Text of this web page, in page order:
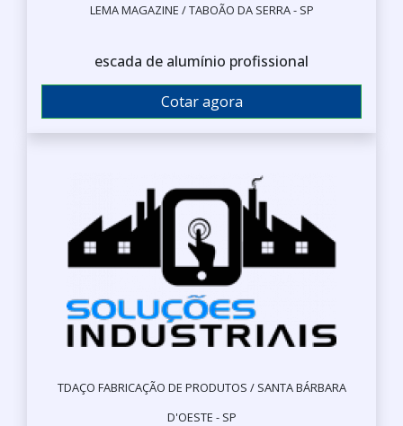
LEMA MAGAZINE / TABOÃO DA SERRA - SP
escada de alumínio profissional
Cotar agora
TDAÇO FABRICAÇÃO DE PRODUTOS / SANTA BÁRBARA
D'OESTE - SP